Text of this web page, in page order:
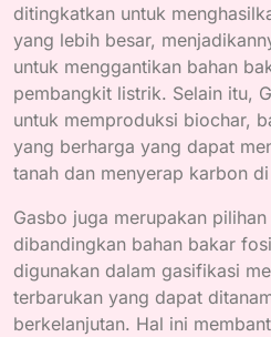
ditingkatkan untuk
yang lebih besar,
untuk menggantikan bahan
pembangkit listrik. Selain itu,
untuk memproduksi biochar,
yang berharga yang dapat
tanah dan menyerap karbon
Gasbo juga merupakan
dibandingkan bahan bakar
digunakan dalam gasifikasi
terbarukan yang dapat
berkelanjutan. Hal ini